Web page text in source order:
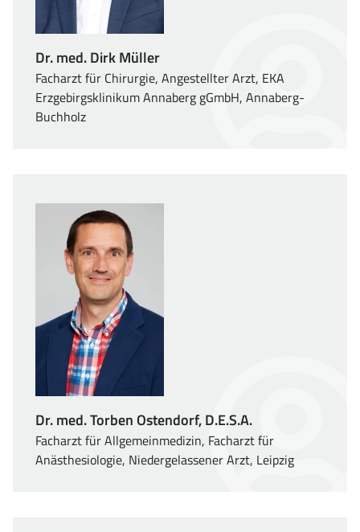
Dr. med. Dirk Müller
Facharzt für Chirurgie, Angestellter Arzt, EKA
Erzgebirgsklinikum Annaberg gGmbH, Annaberg-
Buchholz
Dr. med. Torben Ostendorf, D.E.S.A.
Facharzt für Allgemeinmedizin, Facharzt für
Anästhesiologie, Niedergelassener Arzt, Leipzig